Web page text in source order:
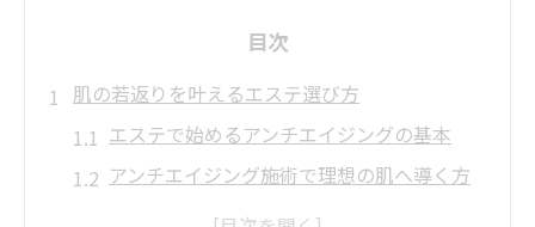
目次
肌の若返りを叶えるエステ選び方
エステで始めるアンチエイジングの基本
アンチエイジング施術で理想の肌へ導く方